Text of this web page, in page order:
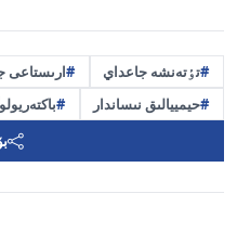
تٶتەنشە جاعداي ارىستاعى
حيمييالىق نىساندار